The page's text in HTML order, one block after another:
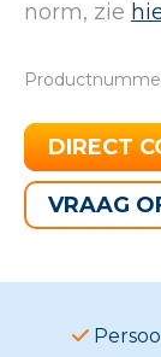
norm, zie
DIRECT
VRAAG